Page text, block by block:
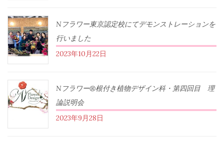
Nフラワー東京認定校にてデモンストレーションを
行いました
2023年10月22日
Nフラワー®根付き植物デザイン科・第四回目 理
論説明会
2023年9月28日